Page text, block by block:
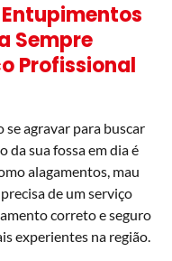
Sempre
Profissional
se agravar para buscar
da sua fossa em dia é
alagamentos, mau
de um serviço
correto e seguro
experientes na região.